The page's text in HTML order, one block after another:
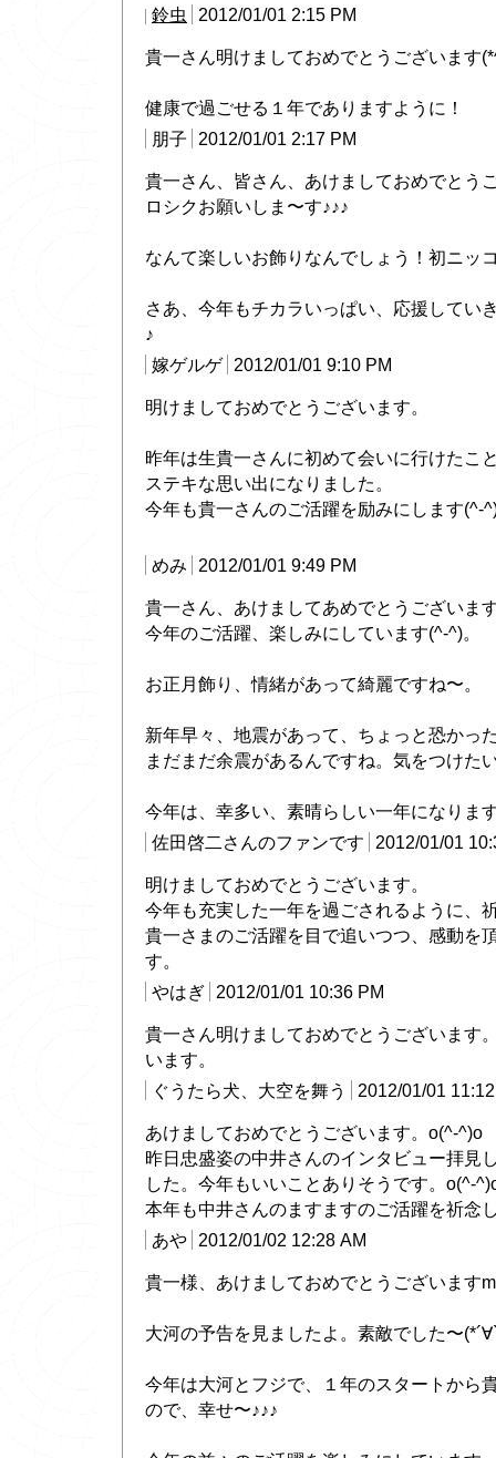
鈴虫
2012/01/01 2:15 PM
貴一さん明けましておめでとうございます
健康で過ごせる１年でありますように！
朋子
2012/01/01 2:17 PM
貴一さん、皆さん、あけましておめでと
ロシクお願いしま〜す♪♪♪
なんて楽しいお飾りなんでしょう！初ニッ
さあ、今年もチカラいっぱい、応援してい
♪
嫁ゲルゲ
2012/01/01 9:10 PM
明けましておめでとうございます。
昨年は生貴一さんに初めて会いに行けたこ
ステキな思い出になりました。
今年も貴一さんのご活躍を励みにします(^-
めみ 2012/01/01 9:49 PM
貴一さん、あけましてあめでとうございま
今年のご活躍、楽しみにしています(^-^)。
お正月飾り、情緒があって綺麗ですね〜。
新年早々、地震があって、ちょっと恐かっ
まだまだ余震があるんですね。気をつけた
今年は、幸多い、素晴らしい一年になりま
佐田啓二さんのファンです
2012/01/01
明けましておめでとうございます。
今年も充実した一年を過ごされるように、
貴一さまのご活躍を目で追いつつ、感動を
す。
やはぎ
2012/01/01 10:36 PM
貴一さん明けましておめでとうございます
います。
ぐうたら犬、大空を舞う
2012/01/01
あけましておめでとうございます。o(^-^)o
昨日忠盛姿の中井さんのインタビュー拝見
した。今年もいいことありそうです。o(^-
本年も中井さんのますますのご活躍を祈念
あや
2012/01/02 12:28 AM
貴一様、あけましておめでとうございます
大河の予告を見ましたよ。素敵でした〜
今年は大河とフジで、１年のスタートから
ので、幸せ〜♪♪♪